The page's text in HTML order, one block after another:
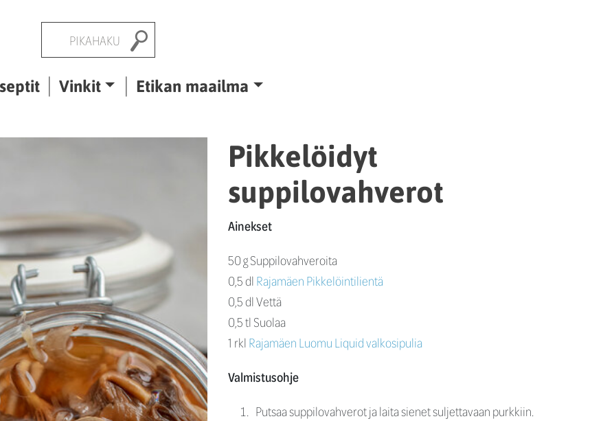
Vinkit Etikan maailma
Pikkelöidyt
suppilovahverot
Ainekset
50 g Suppilovahveroita
0,5 dlRajamäen Pikkelöintilientä
0,5 dl Vettä
0,5 tl Suolaa
1 rklRajamäen Luomu Liquid valkosipulia
Valmistusohje
Putsaa suppilovahverot ja laita sienet suljettavaan purkkiin.